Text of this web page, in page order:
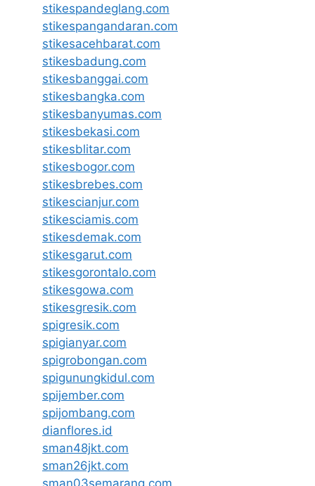
stikespandeglang.com
stikespangandaran.com
stikesacehbarat.com
stikesbadung.com
stikesbanggai.com
stikesbangka.com
stikesbanyumas.com
stikesbekasi.com
stikesblitar.com
stikesbogor.com
stikesbrebes.com
stikescianjur.com
stikesciamis.com
stikesdemak.com
stikesgarut.com
stikesgorontalo.com
stikesgowa.com
stikesgresik.com
spigresik.com
spigianyar.com
spigrobongan.com
spigunungkidul.com
spijember.com
spijombang.com
dianflores.id
sman48jkt.com
sman26jkt.com
sman03semarang.com